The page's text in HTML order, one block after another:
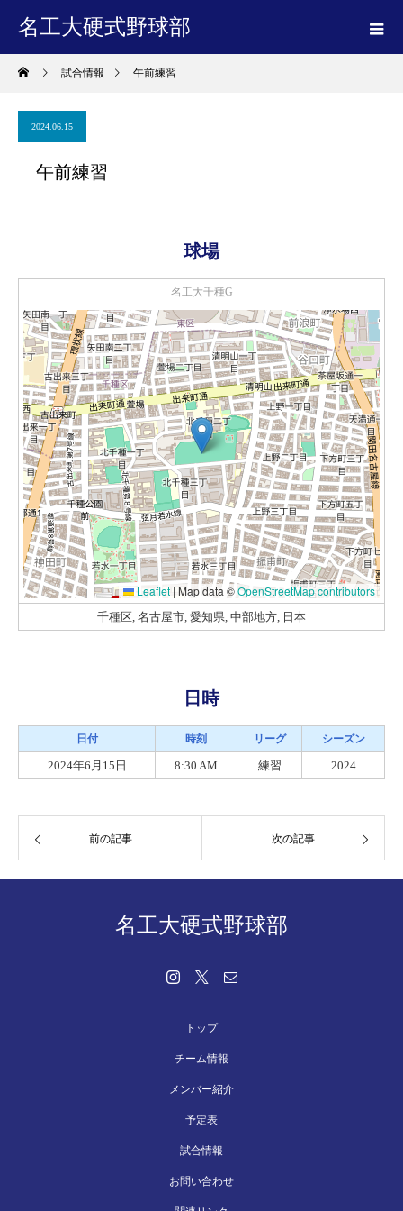
名工大硬式野球部
試合情報 午前練習
2024.06.15
午前練習
球場
名工大千種G
Leaflet | Map data ©OpenStreetMap contributors
千種区, 名古屋市, 愛知県, 中部地方, 日本
日時
日付 時刻 リーグ シーズン
2024年6月15日 8:30 AM 練習 2024
前の記事 次の記事
名工大硬式野球部
トップ
チーム情報
メンバー紹介
予定表
試合情報
お問い合わせ